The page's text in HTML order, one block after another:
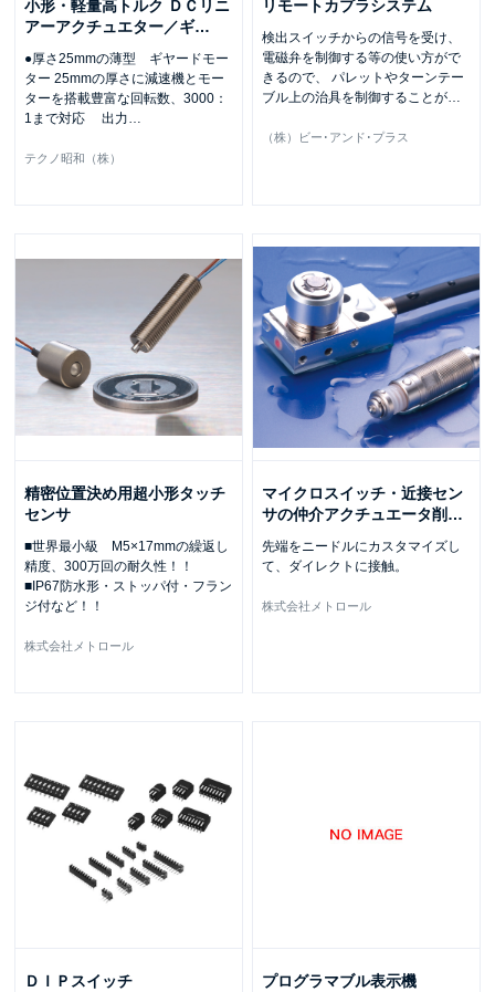
小形・軽量高トルク ＤＣリニ
アーアクチュエター／ギ…
●厚さ25mmの薄型 ギヤードモー
ター 25mmの厚さに減速機とモー
ターを搭載豊富な回転数、3000：
1まで対応 出力
テクノ昭和（株）
リモートカプラシステム
検出スイッチからの信号を受け、
電磁弁を制御する等の使い方がで
きるので、 パレットやターンテー
ブル上の治具を制御することが
（株）ビー･アンド･プラス
精密位置決め用超小形タッチ
センサ
■世界最小級 M5×17mmの繰返し
精度、300万回の耐久性！！
■IP67防水形・ストッパ付・フラン
ジ付など！！
株式会社メトロール
マイクロスイッチ・近接セン
サの仲介アクチュエータ削 …
先端をニードルにカスタマイズし
て、ダイレクトに接触。
株式会社メトロール
ＤＩＰスイッチ
プログラマブル表示機